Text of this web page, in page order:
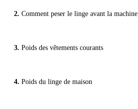
Comment peser le linge avant la machine
Poids des vêtements courants
Poids du linge de maison